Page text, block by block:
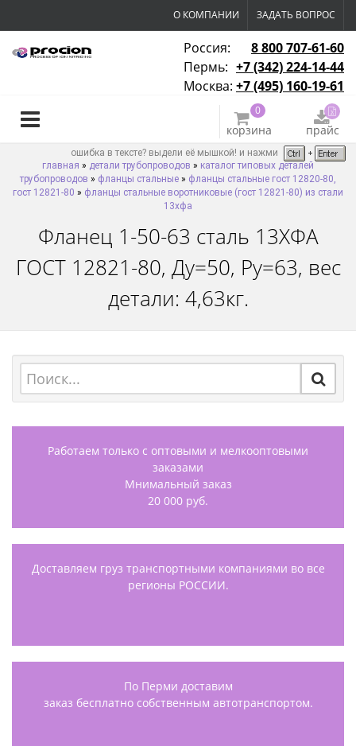
О КОМПАНИИ ЗАДАТЬ ВОПРОС
Россия:
8 800 707-61-60
Пермь: +7 (342) 224-14-44
Москва: +7 (495) 160-19-61
0
корзина прайс
ошибка в тексте? выдели её мышкой! и нажми
главная » детали трубопроводов » каталог типовых деталей
трубопроводов » фланцы стальные » фланцы стальные гост 12820-80,
гост 12821-80 » фланцы стальные воротниковые (гост 12821-80) из стали
13хфа
Фланец 1-50-63 сталь 13ХФА
ГОСТ 12821-80, Ду=50, Ру=63, вес
детали: 4,63кг.
Работаем только с оптовыми и мелкооптовыми
заказами
Мнимальный заказ
20 000 руб.
Доставляем груз транспортными компаниями во все
регионы РОССИИ.
По Перми доставим
заказ бесплатно собственным автотранспортом.